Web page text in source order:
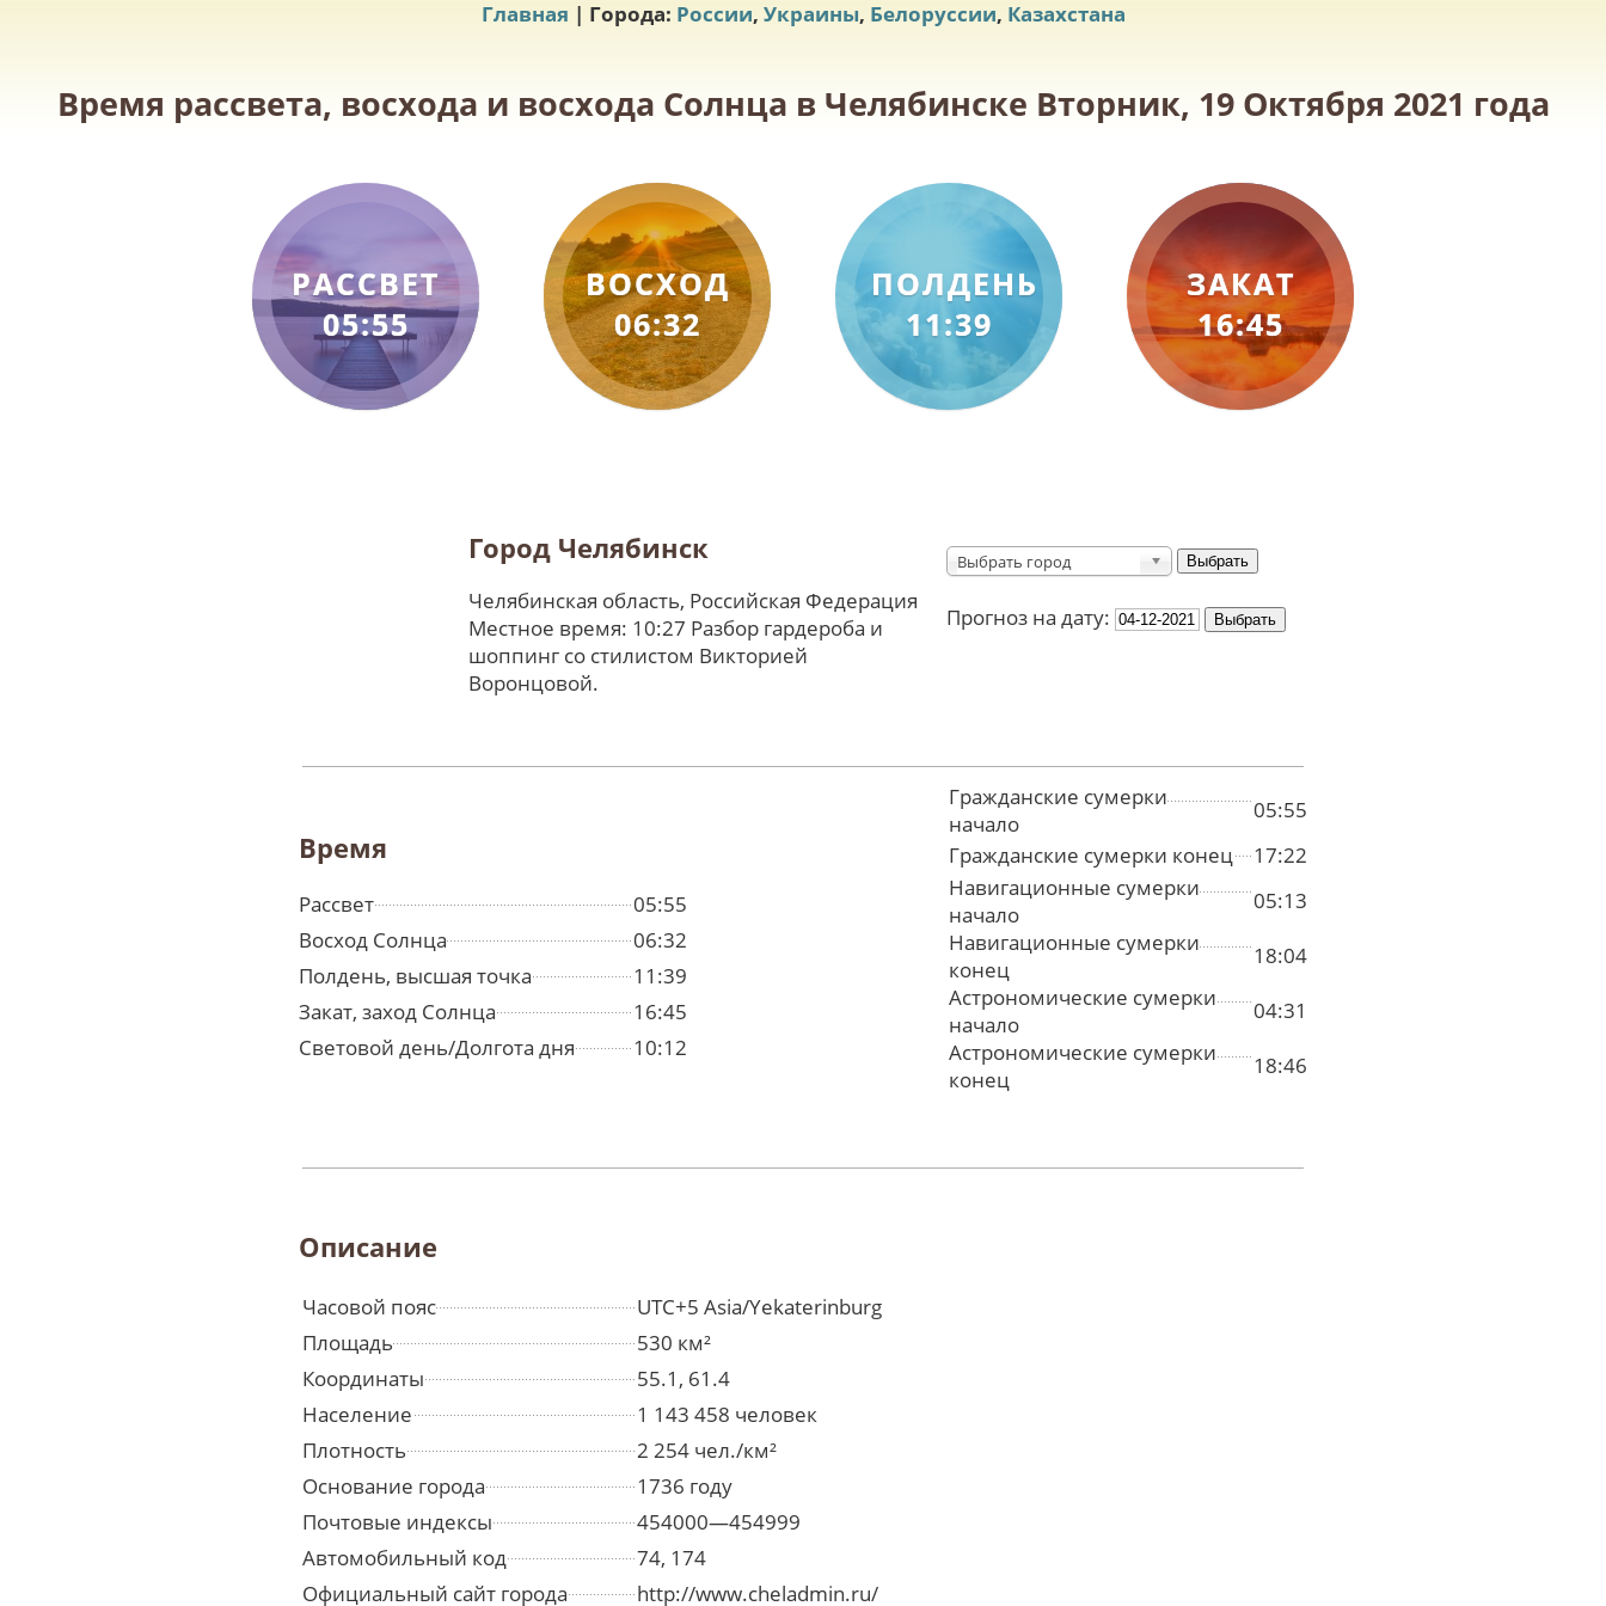
Главная | Города: России, Украины, Белоруссии, Казахстана
Время рассвета, восхода и восхода Солнца в Челябинске Вторник, 19 Октября 2021 года
РАССВЕТ
05:55
ВОСХОД
06:32
ПОЛДЕНЬ
11:39
ЗАКАТ
16:45
Город Челябинск
Челябинская область, Российская Федерация
Местное время: 10:27 Разбор гардероба и
шоппинг со стилистом Викторией
Воронцовой.
Выбрать город
Прогноз на дату:
Время
Рассвет
05:55
Восход Солнца
06:32
Полдень, высшая точка
11:39
Закат, заход Солнца
16:45
Световой день/Долгота дня
10:12
Гражданские сумерки
начало
05:55
Гражданские сумерки конец
17:22
Навигационные сумерки
начало
05:13
Навигационные сумерки
конец
18:04
Астрономические сумерки
начало
04:31
Астрономические сумерки
конец
18:46
Описание
Часовой пояс
UTC+5 Asia/Yekaterinburg
Площадь
530 км²
Координаты
55.1, 61.4
Население
1 143 458 человек
Плотность
2 254 чел./км²
Основание города
1736 году
Почтовые индексы
454000—454999
Автомобильный код
74, 174
Официальный сайт города
http://www.cheladmin.ru/